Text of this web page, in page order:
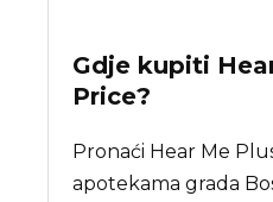
Gdje kupiti
Price?
Pronaći Hear Me
apotekama grada